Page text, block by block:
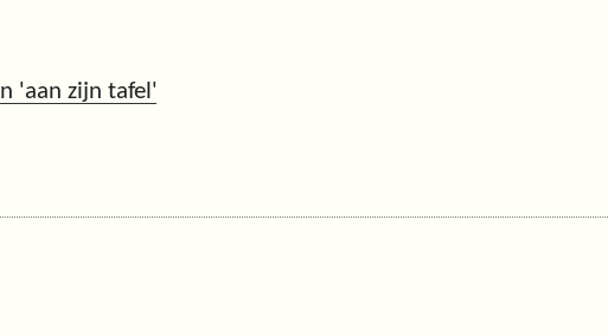
'aan zijn tafel'